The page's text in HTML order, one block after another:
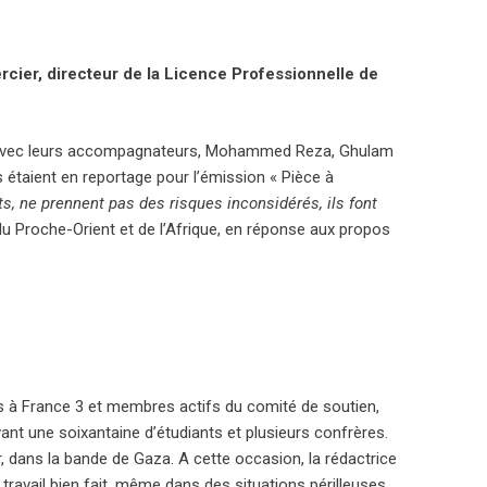
directeur de la Licence Professionnelle de
leurs accompagnateurs, Mohammed Reza, Ghulam
en reportage pour l’émission « Pièce à
ne prennent pas des risques inconsidérés, ils font
Proche-Orient et de l’Afrique, en réponse aux propos
à France 3 et membres actifs du comité de soutien,
une soixantaine d’étudiants et plusieurs confrères.
la bande de Gaza. A cette occasion, la rédactrice